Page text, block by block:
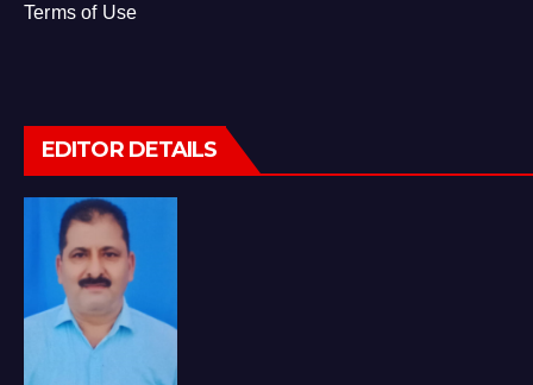
Terms of Use
EDITOR DETAILS